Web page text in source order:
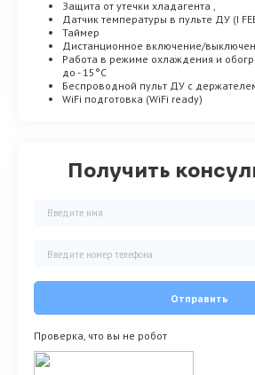
Получить
Отправить
Проверка, что вы не робот
Защита от утечки хладагента ,
Датчик температуры в пульте ДУ (I
Таймер
Дистанционное включение/
Работа в режиме охлаждения и
до - 15°C
Беспроводной пульт ДУ с
WiFi подготовка (WiFi ready)